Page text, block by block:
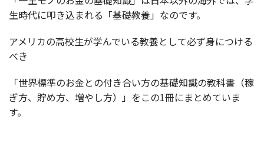
生時代に叩き込まれる「基礎教養」なのです。
アメリカの高校生が学んでいる教養として必ず身につける
べき
「世界標準のお金との付き合い方の基礎知識の教科書（稼
ぎ方、貯め方、増やし方）」をこの1冊にまとめていま
す。